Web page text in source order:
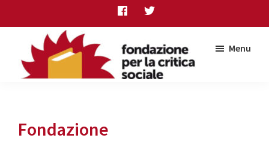
to
content
to
primary
sidebar
to
critica
sociale
Menu
Fondazione